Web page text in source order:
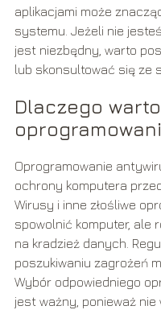
aplikacjami może
systemu. Jeżeli nie
jest niezbędny, warto
lub skonsultować się ze
Dlaczego
Oprogramowanie
ochrony komputera
Wirusy i inne złośliwe
spowolnić komputer, ale
na kradzież danych.
poszukiwaniu zagrożeń
Wybór odpowiedniego
jest ważny, ponieważ